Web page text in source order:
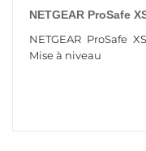
NETGEAR ProSafe
NETGEAR ProSafe
Mise à niveau